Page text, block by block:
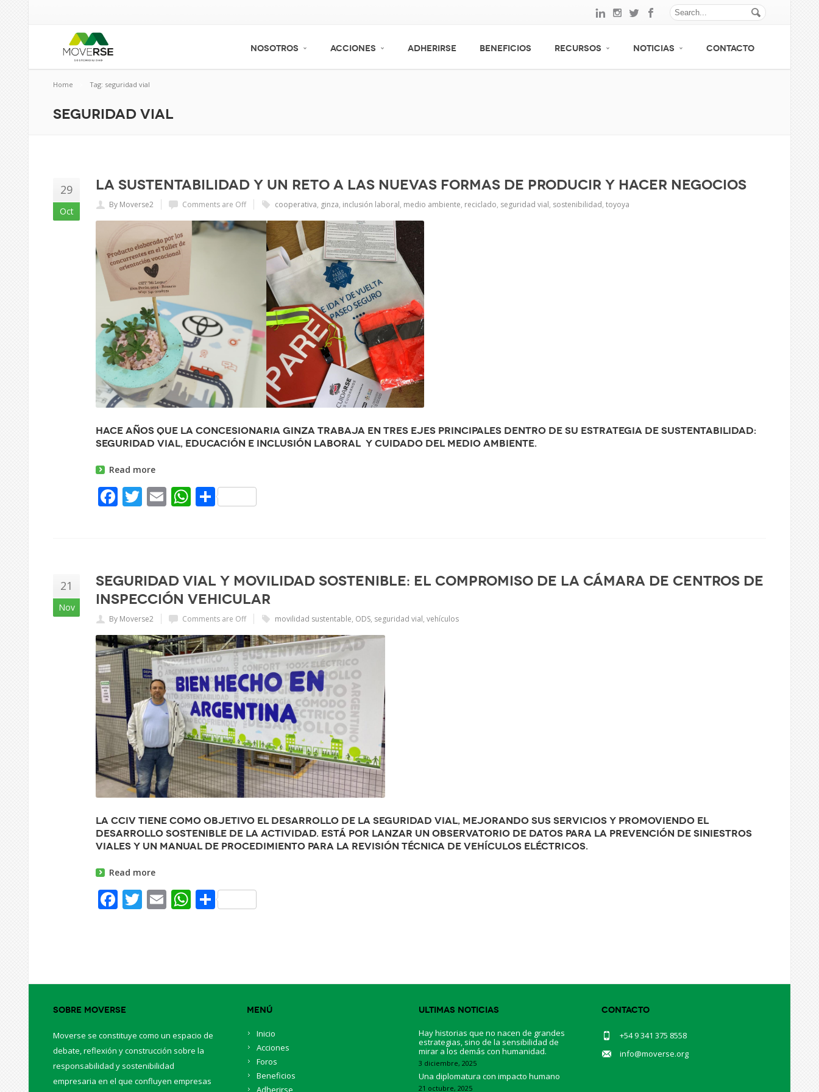
NOSOTROS ACCIONES ADHERIRSE BENEFICIOS RECURSOS NOTICIAS CONTACTO
Home Tag: seguridad vial
seguridad vial
29
Oct
La sustentabilidad y un reto a las nuevas formas de producir y hacer negocios
By Moverse2 Comments are Off cooperativa, ginza, inclusión laboral, medio ambiente, reciclado, seguridad vial, sostenibilidad, toyoya
Hace años que la concesionaria Ginza trabaja en tres ejes principales dentro de su estrategia de sustentabilidad:
seguridad vial, educación e inclusión laboral y cuidado del medio ambiente.
Read more
Facebook
Twitter
EmailWhatsApp
Share
21
Nov
Seguridad vial y movilidad sostenible: el compromiso de la Cámara de Centros de
Inspección Vehicular
By Moverse2 Comments are Off movilidad sustentable, ODS, seguridad vial, vehículos
La CCIV tiene como objetivo el desarrollo de la seguridad vial, mejorando sus servicios y promoviendo el
desarrollo sostenible de la actividad. Está por lanzar un Observatorio de Datos para la prevención de siniestros
viales y un manual de procedimiento para la revisión técnica de vehículos eléctricos.
Read more
Facebook
Twitter
EmailWhatsApp
Share
Sobre Moverse
Moverse se constituye como un espacio de
debate, reflexión y construcción sobre la
responsabilidad y sostenibilidad
empresaria en el que confluyen empresas
Menú
Inicio
Acciones
Foros
Beneficios
Adherirse
Ultimas Noticias
Hay historias que no nacen de grandes
estrategias, sino de la sensibilidad de
mirar a los demás con humanidad.
3 diciembre, 2025
Una diplomatura con impacto humano
21 octubre, 2025
Contacto
+54 9 341 375 8558
info@moverse.org